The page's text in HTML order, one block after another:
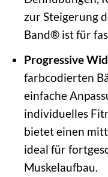
zur Steigerung
Band® ist für
Progressive
farbcodierten
einfache
individuelles
bietet einen
ideal für
Muskelaufbau.